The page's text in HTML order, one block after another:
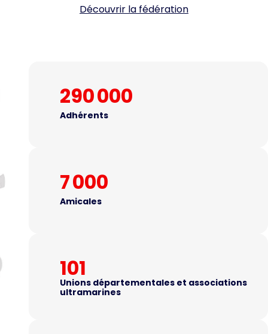
Découvrir la fédération
290 000
Adhérents
7 000
Amicales
101
Unions départementales et associations
ultramarines